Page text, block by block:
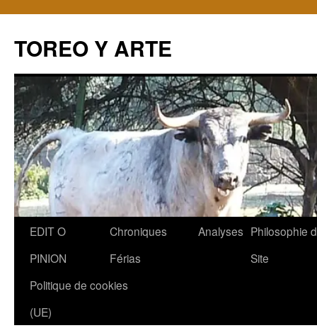
TOREO Y ARTE
Aller
contenu
EDIT O
PINION
Chroniques
Férias
Analyses Philosophie
Site
Politique de cookies
(UE)